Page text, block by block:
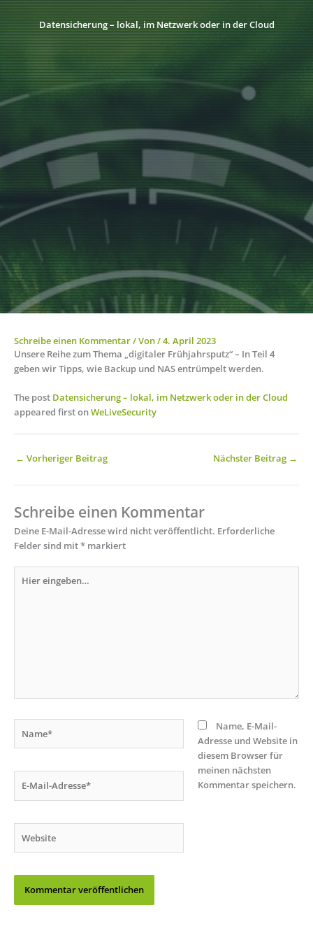
Datensicherung – lokal, im Netzwerk oder in der Cloud
Schreibe einen Kommentar/ Von/4. April 2023
Unsere Reihe zum Thema „digitaler Frühjahrsputz“ – In Teil 4
geben wir Tipps, wie Backup und NAS entrümpelt werden.
The post Datensicherung – lokal, im Netzwerk oder in der Cloud
appeared first onWeLiveSecurity
← Vorheriger Beitrag Nächster Beitrag →
Schreibe einen Kommentar
Deine E-Mail-Adresse wird nicht veröffentlicht. Erforderliche
Felder sind mit* markiert
eingeben…
Mail-
Name, E-Mail-
Adresse und Website in
diesem Browser für
meinen nächsten
Kommentar speichern.